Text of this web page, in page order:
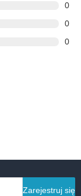
0
0
0
Zarejestruj się